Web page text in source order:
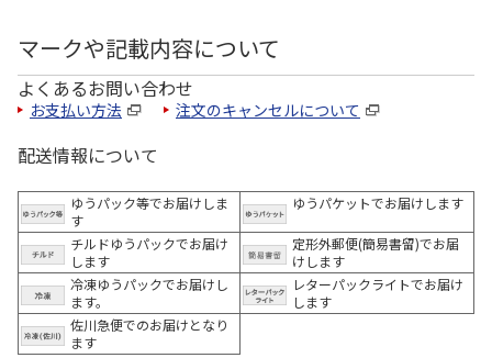
マークや記載内容について
よくあるお問い合わせ
お支払い方法 注文のキャンセルについて
配送情報について
ゆうパック等でお届けしま
す
ゆうパケットでお届けします
チルドゆうパックでお届け
します
定形外郵便(簡易書留)でお届
けします
冷凍ゆうパックでお届けし
ます。
レターパックライトでお届け
します
佐川急便でのお届けとなり
ます